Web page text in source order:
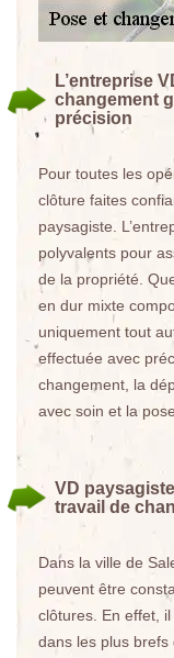
L’entreprise
changement
précision
Pour toutes les
clôture faites
paysagiste.
polyvalents pour
de la propriété.
en dur mixte
uniquement tout
effectuée avec
changement, la
avec soin et la
VD
travail de
Dans la ville de
peuvent être
clôtures. En effet,
dans les plus brefs